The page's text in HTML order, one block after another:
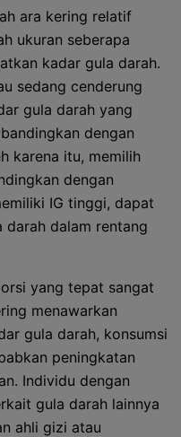
ara kering relatif
ukuran seberapa
kadar gula darah.
sedang cenderung
gula darah yang
dengan
karena itu, memilih
dengan
IG tinggi, dapat
darah dalam rentang
yang tepat sangat
menawarkan
gula darah, konsumsi
peningkatan
Individu dengan
gula darah lainnya
ahli gizi atau